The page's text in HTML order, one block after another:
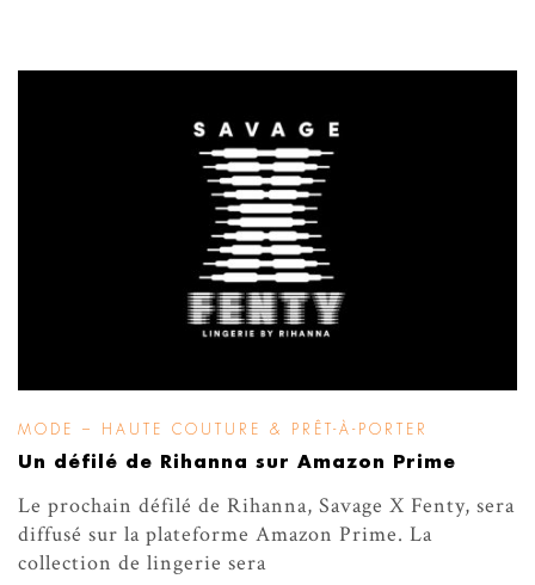
MODE – HAUTE COUTURE & PRÊT-À-PORTER
Un défilé de Rihanna sur Amazon Prime
Le prochain défilé de Rihanna, Savage X Fenty, sera
diffusé sur la plateforme Amazon Prime. La
collection de lingerie sera